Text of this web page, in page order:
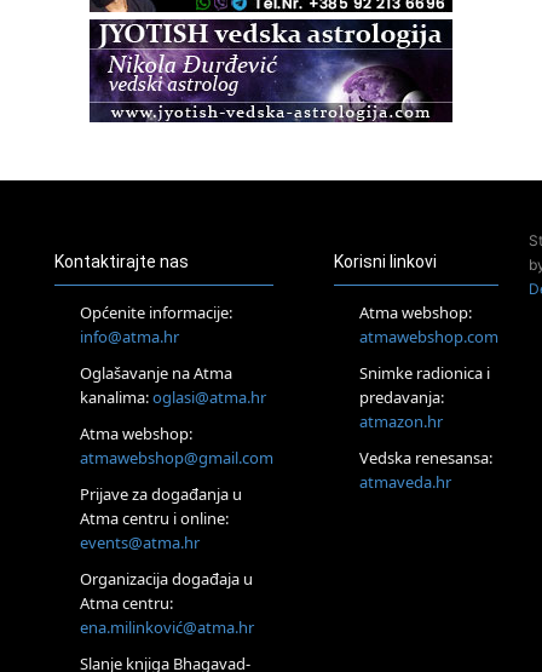
Zagreb+Online
Osnovni ThetaHealing® tečaj, Zagreb i Online
Access BARS®, otpusti stres
Pjesma srca / Zagreb
Tečaj Višeg Vodstva, razvijanja intuicije i Akaša zapisa
Online
Postanite Nositelj Vibracije Nove Zemlje
Visoko
Alemka Dauskardt – Jednodnevna radionica sistemskih
konstelacija
Zagreb
HOD PO ŽERAVICI – Seminar koji mijenja tijelo, duh i um
SoulFest – Festival glazbe, mudrosti i zajedništva
Zagreb
Access BARS® edukacija otpusti stres
Kontaktirajte nas
Općenite informacije:
info@atma.hr
Oglašavanje na Atma
kanalima:oglasi@atma.hr
Atma webshop:
atmawebshop@gmail.com
Prijave za događanja u
Atma centru i online:
events@atma.hr
Organizacija događaja u
Atma centru:
ena.milinković@atma.hr
Slanje knjiga Bhagavad-
Korisni linkovi
Atma webshop:
atmawebshop.com
Snimke radionica i
predavanja:
atmazon.hr
Vedska renesansa:
atmaveda.hr